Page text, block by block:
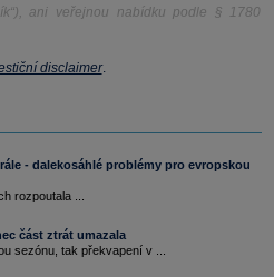
ani veřejnou nabídku podle § 1780
disclaimer.
- dalekosáhlé problémy pro evropskou
rozpoutala ...
část ztrát umazala
sezónu, tak překvapení v ...